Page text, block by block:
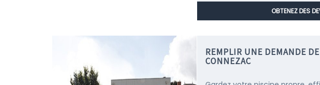
OBTENEZ DES
REMPLIR UNE DEMANDE
CONNEZAC